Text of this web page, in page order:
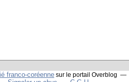
franco-coréenne sur le portail Overblog